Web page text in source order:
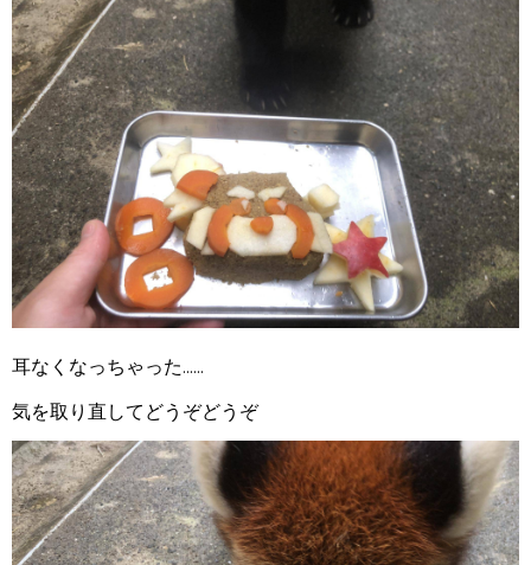
耳なくなっちゃった......
気を取り直してどうぞどうぞ